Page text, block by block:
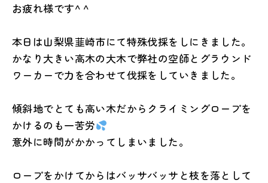
お疲れ様です^ ^
本日は山梨県韮崎市にて特殊伐採をしにきました。
かなり大きい高木の大木で弊社の空師とグラウンド
ワーカーで力を合わせて伐採をしていきました。
傾斜地でとても高い木だからクライミングロープを
かけるのも一苦労
意外に時間がかかってしまいました。
ロープをかけてからはバッサバッサと枝を落として